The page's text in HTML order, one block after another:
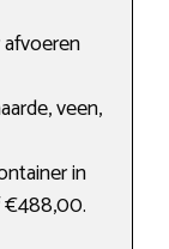
veen,
in
€488,00.